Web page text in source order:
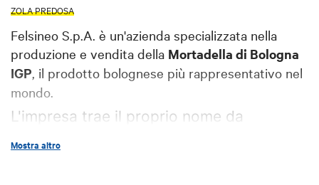
ZOLA PREDOSA
Felsineo S.p.A. è un'azienda specializzata nella
produzione e vendita della Mortadella di Bologna
IGP , il prodotto bolognese più rappresentativo nel
mondo.
L'impresa trae il proprio nome da
Mostra altro